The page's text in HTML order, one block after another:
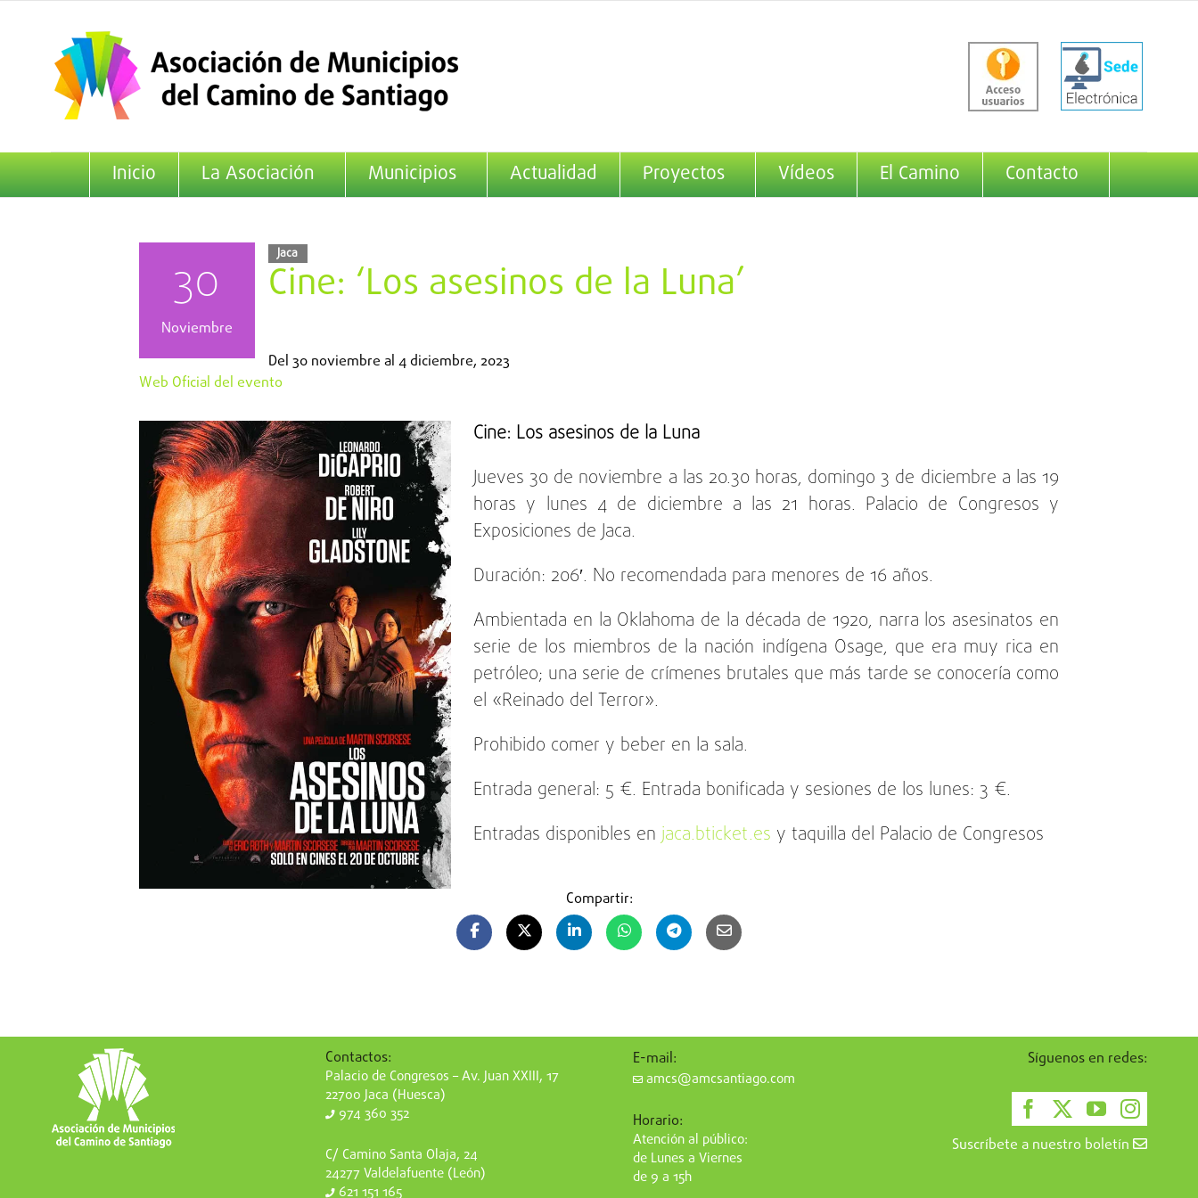
contenido
Inicio La Asociación Municipios Actualidad Proyectos Vídeos El Camino Contacto
30
Noviembre
Jaca
Cine: ‘Los asesinos de la Luna’
Del 30 noviembre al 4 diciembre, 2023
Web Oficial del evento
Cine: Los asesinos de la Luna
Jueves 30 de noviembre a las 20.30 horas, domingo 3 de diciembre a las 19
horas y lunes 4 de diciembre a las 21 horas. Palacio de Congresos y
Exposiciones de Jaca.
Duración: 206′. No recomendada para menores de 16 años.
Ambientada en la Oklahoma de la década de 1920, narra los asesinatos en
serie de los miembros de la nación indígena Osage, que era muy rica en
petróleo; una serie de crímenes brutales que más tarde se conocería como
el «Reinado del Terror».
Prohibido comer y beber en la sala.
Entrada general: 5 €. Entrada bonificada y sesiones de los lunes: 3 €.
Entradas disponibles en jaca.bticket.es y taquilla del Palacio de Congresos
Compartir:
Contactos:
Palacio de Congresos – Av. Juan XXIII, 17
22700 Jaca (Huesca)
974 360 352
C/ Camino Santa Olaja, 24
24277 Valdelafuente (León)
621 151 165
E-mail:
amcs@amcsantiago.com
Horario:
Atención al público:
de Lunes a Viernes
de 9 a 15h
Síguenos en redes:
Suscríbete a nuestro boletín